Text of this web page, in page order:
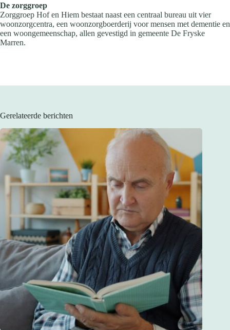
De zorggroep
Zorggroep Hof en Hiem bestaat naast een centraal bureau uit vier
woonzorgcentra, een woonzorgboerderij voor mensen met dementie en
een woongemeenschap, allen gevestigd in gemeente De Fryske
Marren.
Gerelateerde berichten